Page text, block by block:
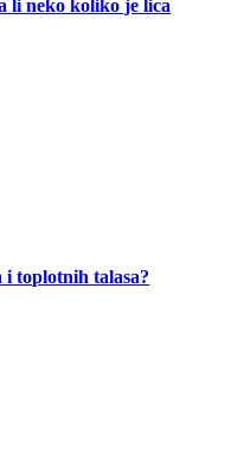
li neko koliko je lica
toplotnih talasa?